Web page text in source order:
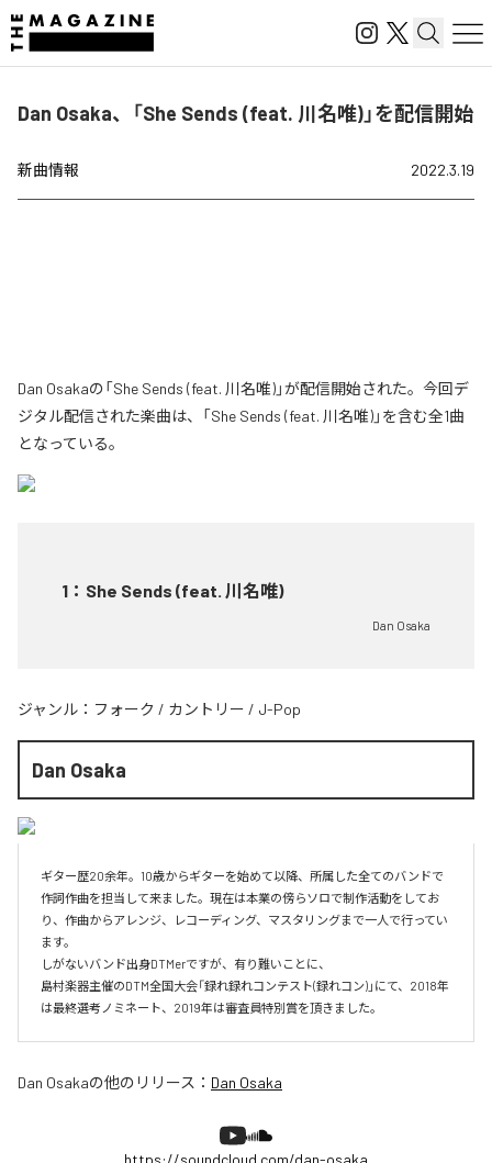
Dan Osaka、「She Sends (feat. 川名唯)」を配信開始
新曲情報 2022.3.19
Dan Osakaの「She Sends (feat. 川名唯)」が配信開始された。今回デ
ジタル配信された楽曲は、「She Sends (feat. 川名唯)」を含む全1曲
となっている。
1 ： She Sends (feat. 川名唯)
Dan Osaka
ジャンル： フォーク / カントリー / J-Pop
Dan Osaka
ギター歴20余年。10歳からギターを始めて以降、所属した全てのバンドで
作詞作曲を担当して来ました。現在は本業の傍らソロで制作活動をしてお
り、作曲からアレンジ、レコーディング、マスタリングまで一人で行ってい
ます。
しがないバンド出身DTMerですが、有り難いことに、
島村楽器主催のDTM全国大会「録れ録れコンテスト(録れコン)」にて、2018年
は最終選考ノミネート、2019年は審査員特別賞を頂きました。
Dan Osakaの他のリリース： Dan Osaka